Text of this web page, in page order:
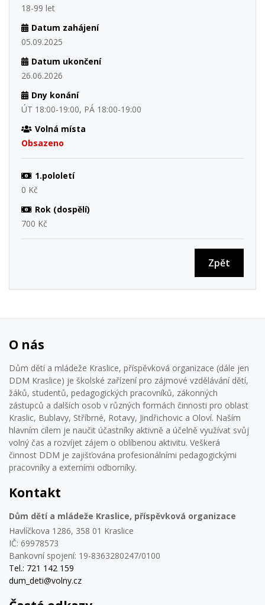
18-99 let
Datum zahájení
05.09.2025
Datum ukončení
26.06.2026
Dny konání
ÚT 18:00-19:00, PÁ 18:00-19:00
Volná místa
Obsazeno
1.pololetí
0 Kč
Rok (dospělí)
700 Kč
Zpět
O nás
Dům dětí a mládeže Kraslice, příspěvková organizace (dále jen
DDM Kraslice) je školské zařízení pro zájmové vzdělávání dětí,
žáků, studentů, pedagogických pracovníků, zákonných
zástupců a dalších osob v různých formách činnosti pro oblast
Kraslic, Bublavy, Stříbrné, Rotavy, Jindřichovic a Oloví. Naším
hlavním cílem je naučit účastníky aktivně a účelně využívat svůj
volný čas a rozvíjet zájem o oblíbenou aktivitu. Veškerá
činnost DDM je zajišťována profesionálními pedagogickými
pracovníky a externími odborníky.
Kontakt
Dům dětí a mládeže Kraslice, příspěvková organizace
Havlíčkova 1286, 358 01 Kraslice
IČ: 69978573
Bankovní spojení: 19-8363280247/0100
Tel.: 721 142 159
dum_deti@volny.cz